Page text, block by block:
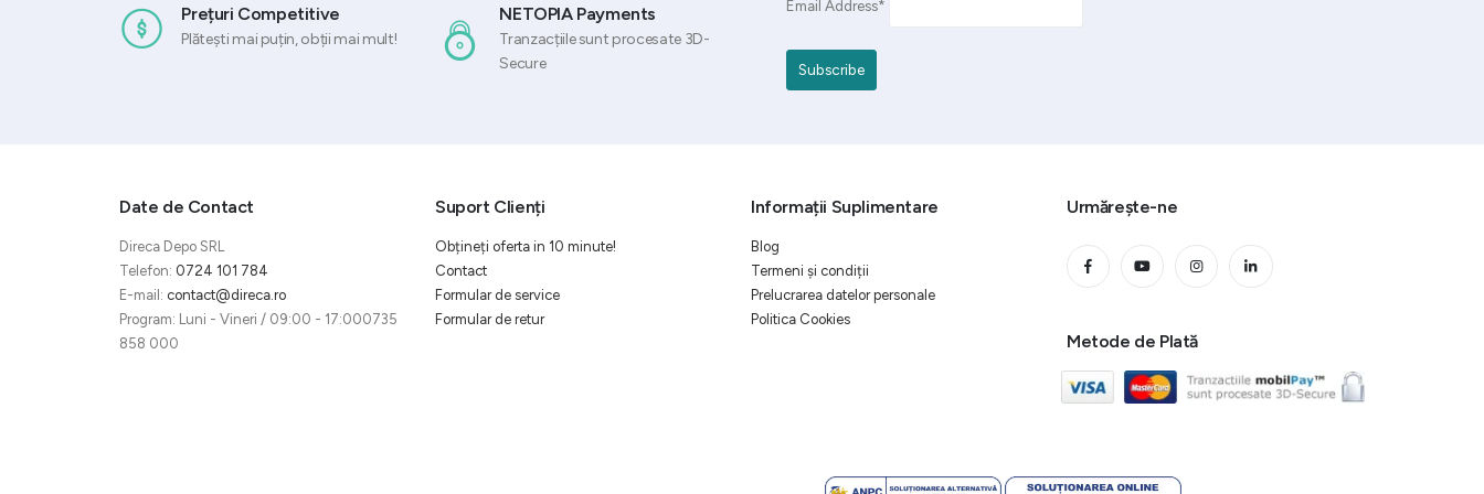
Prețuri Competitive
Plătești mai puțin, obții mai mult!
NETOPIA Payments
Tranzacțiile sunt procesate 3D-
Secure
Email Address*
Date de Contact
Direca Depo SRL
Telefon: 0724 101 784
E-mail: contact@direca.ro
Program: Luni - Vineri / 09:00 - 17:000735
858 000
Suport Clienți
Obțineți oferta in 10 minute!
Contact
Formular de service
Formular de retur
Informații Suplimentare
Blog
Termeni și condiții
Prelucrarea datelor personale
Politica Cookies
Urmărește-ne
Metode de Plată